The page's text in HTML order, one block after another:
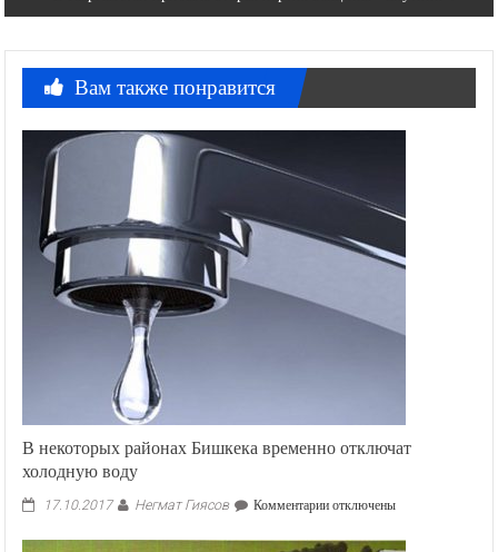
Вам также понравится
В некоторых районах Бишкека временно отключат
холодную воду
17.10.2017 Негмат Гиясов Комментариик
В
отключены